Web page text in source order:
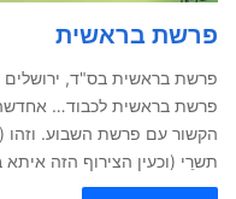
פרשת בראשית
פרשת בראשית בס"ד,
פרשת בראשית לכבוד…
הקשור עם פרשת השבוע.
תשרֵי (וכעין הצירוף הזה